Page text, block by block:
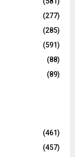
(277)
(285)
(591)
(88)
(89)
(461)
(457)